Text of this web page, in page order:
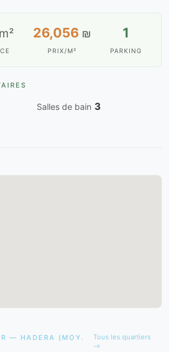
m² 26,056 ₪
PRIX/M²
1
PARKING
Salles de bain 3
— HADERA (MOY.
Tous les quartiers